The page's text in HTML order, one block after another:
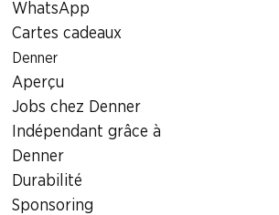
WhatsApp
Cartes cadeaux
Denner
Aperçu
Jobs chez Denner
Indépendant grâce à
Denner
Durabilité
Sponsoring
9.95